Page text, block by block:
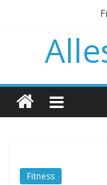
Fitness